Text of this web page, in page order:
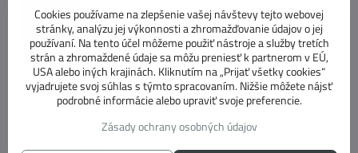
MEGAMOBIL MegaRevolution
Cookies používame na zlepšenie vašej návštevy tejto webovej
stránky, analýzu jej výkonnosti a zhromažďovanie údajov o jej
používaní. Na tento účel môžeme použiť nástroje a služby tretích
strán a zhromaždené údaje sa môžu preniesť k partnerom v EÚ,
USA alebo iných krajinách. Kliknutím na „Prijať všetky cookies“
vyjadrujete svoj súhlas s týmto spracovaním. Nižšie môžete nájsť
podrobné informácie alebo upraviť svoje preferencie.
Zásady ochrany osobných údajov